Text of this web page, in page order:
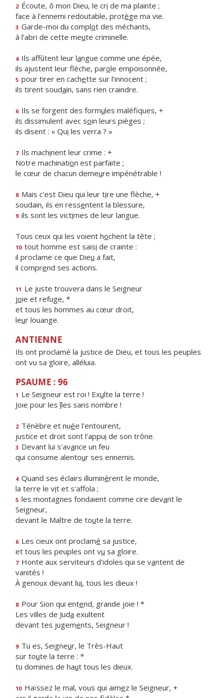
2 Écoute, ô mon Dieu, le cri de ma plainte ;
face à l’ennemi redoutable, protège ma vie.
3 Garde-moi du complot des méchants,
à l’abri de cette meute criminelle.
4 Ils affûtent leur langue comme une épée,
ils ajustent leur flèche, parole empoisonnée,
5 pour tirer en cachette sur l’innocent ;
ils tirent soudain, sans rien craindre.
6 Ils se forgent des formules maléfiques, +
ils dissimulent avec soin leurs pièges ;
ils disent : « Qui les verra ? »
7 Ils machinent leur crime : +
Notre machination est parfaite ;
le cœur de chacun demeure impénétrable !
8 Mais c’est Dieu qui leur tire une flèche, +
soudain, ils en ressentent la blessure,
9 ils sont les victimes de leur langue.
Tous ceux qui les voient hochent la tête ;
10 tout homme est saisi de crainte :
il proclame ce que Dieu a fait,
il comprend ses actions.
11 Le juste trouvera dans le Seigneur
joie et refuge, *
et tous les hommes au cœur droit,
leur louange.
ANTIENNE
Ils ont proclamé la justice de Dieu, et tous les peuples
ont vu sa gloire, alléluia.
PSAUME : 96
1 Le Seigneur est roi ! Exulte la terre !
Joie pour lesîles sans nombre !
2 Ténèbre et nuée l'entourent,
justice et droit sont l'appui de son trône.
3 Devant lui s'avance un feu
qui consume alentour ses ennemis.
4 Quand ses éclairs illuminèrent le monde,
la terre le vit et s'affola ;
5 les montagnes fondaient comme cire devant le
Seigneur,
devant le Maître de toute la terre.
6 Les cieux ont proclamé sa justice,
et tous les peuples ont vu sa gloire.
7 Honte aux serviteurs d'idoles qui se vantent de
vanités !
À genoux devant lui, tous les dieux !
8 Pour Sion qui entend, grande joie ! *
Les villes de Juda exultent
devant tes jugements, Seigneur !
9 Tu es, Seigneur, le Très-Haut
sur toute la terre : *
tu domines de haut tous les dieux.
10 Haïssez le mal, vous qui aimez le Seigneur, +